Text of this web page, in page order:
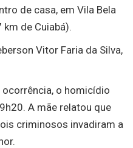
de casa, em Vila Bela
de Cuiabá).
Vitor Faria da Silva,
o homicídio
A mãe relatou que
criminosos invadiram a